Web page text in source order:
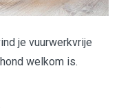
je vuurwerkvrije
welkom is.